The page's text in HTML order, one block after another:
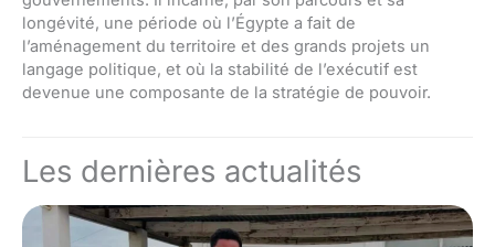
longévité, une période où l’Égypte a fait de
l’aménagement du territoire et des grands projets un
langage politique, et où la stabilité de l’exécutif est
devenue une composante de la stratégie de pouvoir.
Les dernières actualités